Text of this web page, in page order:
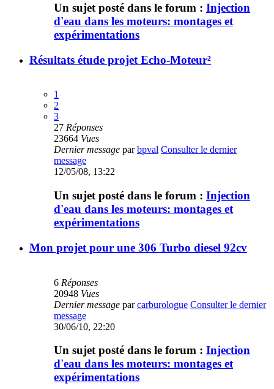
Un sujet posté dans le forum : Injection
d'eau dans les moteurs: montages et
expérimentations
Résultats étude projet Echo-Moteur²
1
2
3
27 Réponses
23664 Vues
Dernier message parbpval Consulter le dernier
message
12/05/08, 13:22
Un sujet posté dans le forum : Injection
d'eau dans les moteurs: montages et
expérimentations
Mon projet pour une 306 Turbo diesel 92cv
6 Réponses
20948 Vues
Dernier message parcarburologue Consulter le dernier
message
30/06/10, 22:20
Un sujet posté dans le forum : Injection
d'eau dans les moteurs: montages et
expérimentations